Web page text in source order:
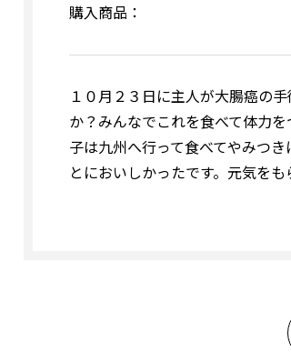
購入商品：
１０月２３日に主人が大腸癌の
か？みんなでこれを食べて体力
子は九州へ行って食べてやみつ
とにおいしかったです。元気をも